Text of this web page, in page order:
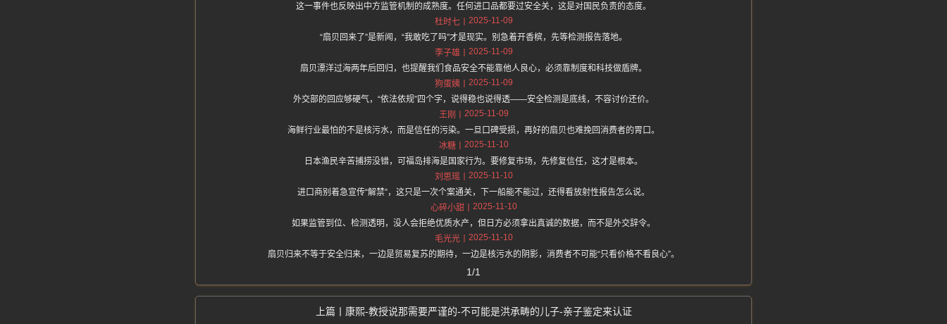
这一事件也反映出中方监管机制的成熟度。任何进口品都要过安全关，这是对国民负责的态度。
杜时七
2025-11-09
“扇贝回来了”是新闻，“我敢吃了吗”才是现实。别急着开香槟，先等检测报告落地。
李子雄
2025-11-09
扇贝漂洋过海两年后回归，也提醒我们食品安全不能靠他人良心，必须靠制度和科技做盾牌。
狗蛋姨
2025-11-09
外交部的回应够硬气，“依法依规”四个字，说得稳也说得透——安全检测是底线，不容讨价还价。
王刚
2025-11-09
海鲜行业最怕的不是核污水，而是信任的污染。一旦口碑受损，再好的扇贝也难挽回消费者的胃口。
冰糖
2025-11-10
日本渔民辛苦捕捞没错，可福岛排海是国家行为。要修复市场，先修复信任，这才是根本。
刘思瑶
2025-11-10
进口商别着急宣传“解禁”，这只是一次个案通关，下一船能不能过，还得看放射性报告怎么说。
心碎小甜
2025-11-10
如果监管到位、检测透明，没人会拒绝优质水产，但日方必须拿出真诚的数据，而不是外交辞令。
毛光光
2025-11-10
扇贝归来不等于安全归来，一边是贸易复苏的期待，一边是核污水的阴影，消费者不可能“只看价格不看良心”。
1/1
康熙-教授说那需要严谨的-不可能是洪承畴的儿子-亲子鉴定来认证